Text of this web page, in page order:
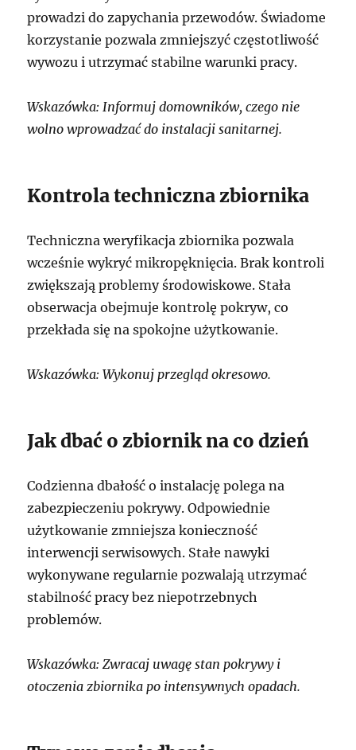
prowadzi do zapychania przewodów. Świadome
korzystanie pozwala zmniejszyć częstotliwość
wywozu i utrzymać stabilne warunki pracy.
Wskazówka: Informuj domowników, czego nie
wolno wprowadzać do instalacji sanitarnej.
Kontrola techniczna zbiornika
Techniczna weryfikacja zbiornika pozwala
wcześnie wykryć mikropęknięcia. Brak kontroli
zwiększają problemy środowiskowe. Stała
obserwacja obejmuje kontrolę pokryw, co
przekłada się na spokojne użytkowanie.
Wskazówka: Wykonuj przegląd okresowo.
Jak dbać o zbiornik na co dzień
Codzienna dbałość o instalację polega na
zabezpieczeniu pokrywy. Odpowiednie
użytkowanie zmniejsza konieczność
interwencji serwisowych. Stałe nawyki
wykonywane regularnie pozwalają utrzymać
stabilność pracy bez niepotrzebnych
problemów.
Wskazówka: Zwracaj uwagę stan pokrywy i
otoczenia zbiornika po intensywnych opadach.